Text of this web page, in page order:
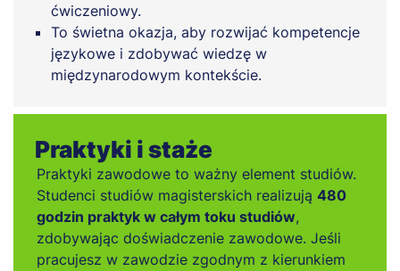
ćwiczeniowy.
To świetna okazja, aby rozwijać kompetencje
językowe i zdobywać wiedzę w
międzynarodowym kontekście.
Praktyki i staże
Praktyki zawodowe to ważny element studiów.
Studenci studiów magisterskich realizują 480
godzin praktyk w całym toku studiów,
zdobywając doświadczenie zawodowe. Jeśli
pracujesz w zawodzie zgodnym z kierunkiem